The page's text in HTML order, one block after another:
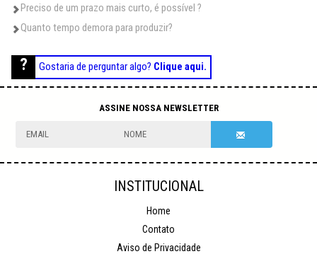
Preciso de um prazo mais curto, é possível ?
Quanto tempo demora para produzir?
Gostaria de perguntar algo? Clique aqui.
NEWSLETTER
INSTITUCIONAL
Home
Contato
Aviso de Privacidade